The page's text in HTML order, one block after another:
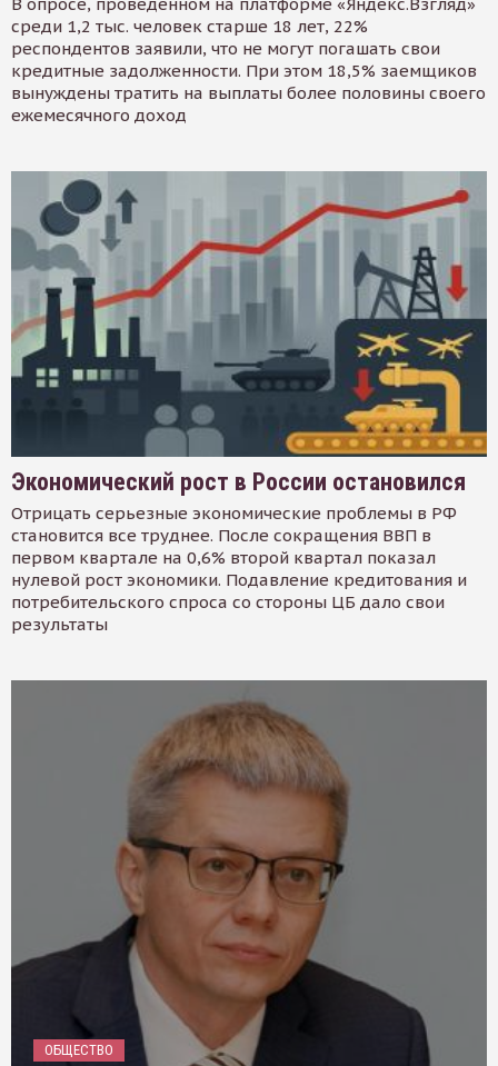
среди 1,2 тыс. человек старше 18 лет, 22%
респондентов заявили, что не могут погашать свои
кредитные задолженности. При этом 18,5% заемщиков
вынуждены тратить на выплаты более половины своего
ежемесячного доход
Экономический рост в России остановился
Отрицать серьезные экономические проблемы в РФ
становится все труднее. После сокращения ВВП в
первом квартале на 0,6% второй квартал показал
нулевой рост экономики. Подавление кредитования и
потребительского спроса со стороны ЦБ дало свои
результаты
ОБЩЕСТВО